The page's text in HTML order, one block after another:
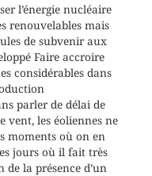
l’énergie nucléaire
renouvelables mais
de subvenir aux
Faire accroire
considérables dans
parler de délai de
vent, les éoliennes ne
moments où on en
jours où il fait très
la présence d’un